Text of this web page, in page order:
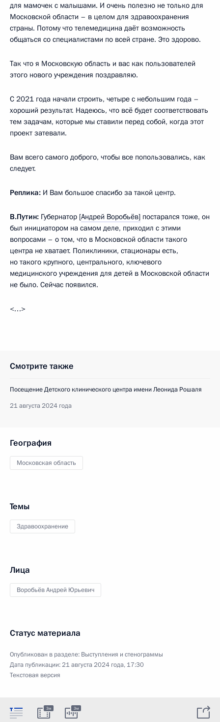
для мамочек с малышами. И очень полезно не только для
Московской области – в целом для здравоохранения
страны. Потому что телемедицина даёт возможность
общаться со специалистами по всей стране. Это здорово.
Так что я Московскую область и вас как пользователей
этого нового учреждения поздравляю.
С 2021 года начали строить, четыре с небольшим года –
хороший результат. Надеюсь, что всё будет соответствовать
тем задачам, которые мы ставили перед собой, когда этот
проект затевали.
Вам всего самого доброго, чтобы все попользовались, как
следует.
Реплика: И Вам большое спасибо за такой центр.
В.Путин: Губернатор [Андрей Воробьёв] постарался тоже, он
был инициатором на самом деле, приходил с этими
вопросами – о том, что в Московской области такого
центра не хватает. Поликлиники, стационары есть,
но такого крупного, центрального, ключевого
медицинского учреждения для детей в Московской области
не было. Сейчас появился.
<…>
Смотрите также
Посещение Детского клинического центра имени Леонида Рошаля
21 августа 2024 года
География
Московская область
Темы
Здравоохранение
Лица
Воробьёв Андрей Юрьевич
Статус материала
Опубликован в разделе: Выступления и стенограммы
Дата публикации:21 августа 2024 года, 17:30
Текстовая версия
3м 3м